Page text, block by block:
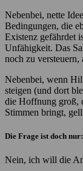
Nebenbei, nette
Bedingungen, die
Existenz gefährdet
Unfähigkeit. Das
noch zu versteuern,
Nebenbei, wenn
steigen (und dort
die Hoffnung groß,
Stimmen bringt,
Die Frage ist doch
Nein, ich will die